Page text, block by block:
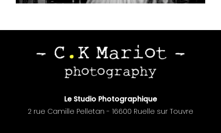
Le Studio Photographique
2 rue Camille Pelletan - 16600 Ruelle sur Touvre